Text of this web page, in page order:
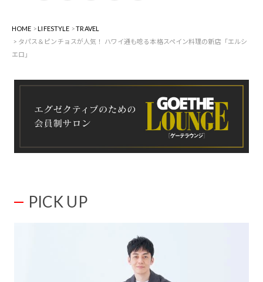
HOME LIFESTYLE
TRAVEL
タパス＆ピンチョスが人気！ ハワイ通も唸る本格スペイン料理の新店「エルシ
エロ」
PICK UP